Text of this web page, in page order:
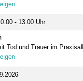
- 13:00 Uhr
Tod und Trauer im